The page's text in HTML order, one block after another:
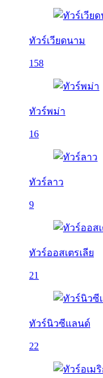
ทัวร์เวียดนาม
158
ทัวร์พม่า
16
ทัวร์ลาว
9
ทัวร์ออสเตรเลีย
21
ทัวร์นิวซีแลนด์
22